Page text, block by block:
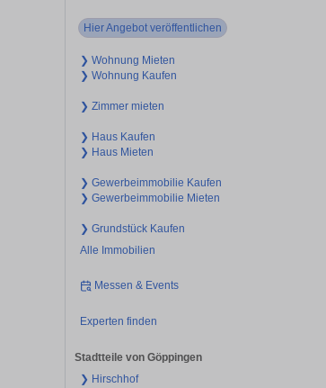
Hier Angebot veröffentlichen
❯ Wohnung Mieten
❯ Wohnung Kaufen
❯ Zimmer mieten
❯ Haus Kaufen
❯ Haus Mieten
❯ Gewerbeimmobilie Kaufen
❯ Gewerbeimmobilie Mieten
❯ Grundstück Kaufen
Alle Immobilien
Messen & Events
Experten finden
Stadtteile von Göppingen
❯ Hirschhof